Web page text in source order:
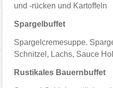
und -rücken und Kartoffeln
Spargelbuffet
Spargelcremesuppe.
Schnitzel, Lachs, Sauce
Rustikales Bauernbuffet